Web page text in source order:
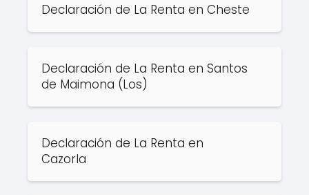
Declaración de La Renta en Cheste
Declaración de La Renta en Santos
de Maimona (Los)
Declaración de La Renta en
Cazorla